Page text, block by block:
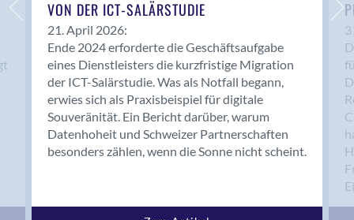
Bern 15
Bern 22
Bern 65
Bern 9
Bern-Zollikofen
Biel/Bienne
Binningen
Bolligen
VON DER ICT-SALÄRSTUDIE
21. April 2026:
Ende 2024 erforderte die Geschäftsaufgabe
eines Dienstleisters die kurzfristige Migration
der ICT-Salärstudie. Was als Notfall begann,
erwies sich als Praxisbeispiel für digitale
Souveränität. Ein Bericht darüber, warum
Datenhoheit und Schweizer Partnerschaften
besonders zählen, wenn die Sonne nicht scheint.